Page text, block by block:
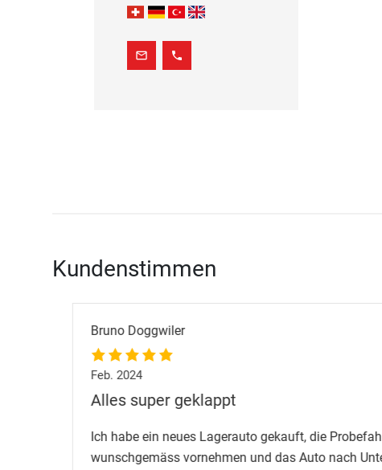
mail_outline phone
Kundenstimmen
Bruno Doggwiler
Feb. 2024
Alles super geklappt
Ich habe ein neues Lagerauto gekauft, die
wunschgemäss vornehmen und das Auto nach